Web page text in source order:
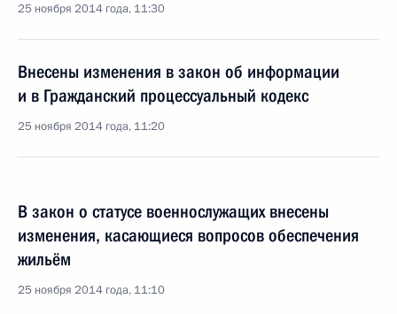
25 ноября 2014 года, 11:30
Внесены изменения в закон об информации
и в Гражданский процессуальный кодекс
25 ноября 2014 года, 11:20
В закон о статусе военнослужащих внесены
изменения, касающиеся вопросов обеспечения
жильём
25 ноября 2014 года, 11:10